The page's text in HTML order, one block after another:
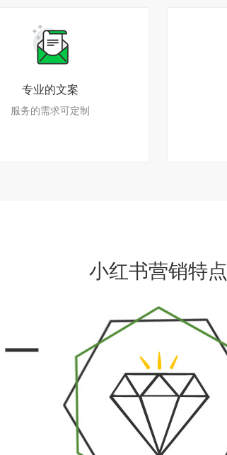
专业的文案
服务的需求可定制
小红书营销特点